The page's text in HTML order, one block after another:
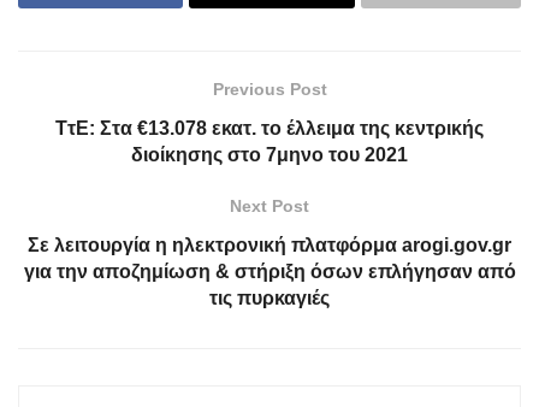
Previous Post
ΤτΕ: Στα €13.078 εκατ. το έλλειμα της κεντρικής
διοίκησης στο 7μηνο του 2021
Next Post
Σε λειτουργία η ηλεκτρονική πλατφόρμα arogi.gov.gr
για την αποζημίωση & στήριξη όσων επλήγησαν από
τις πυρκαγιές